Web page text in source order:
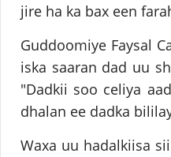
jire ha ka bax een
Guddoomiye Faysal
iska saaran dad uu
"Dadkii soo celiya
dhalan ee dadka
Waxa uu hadalkiisa